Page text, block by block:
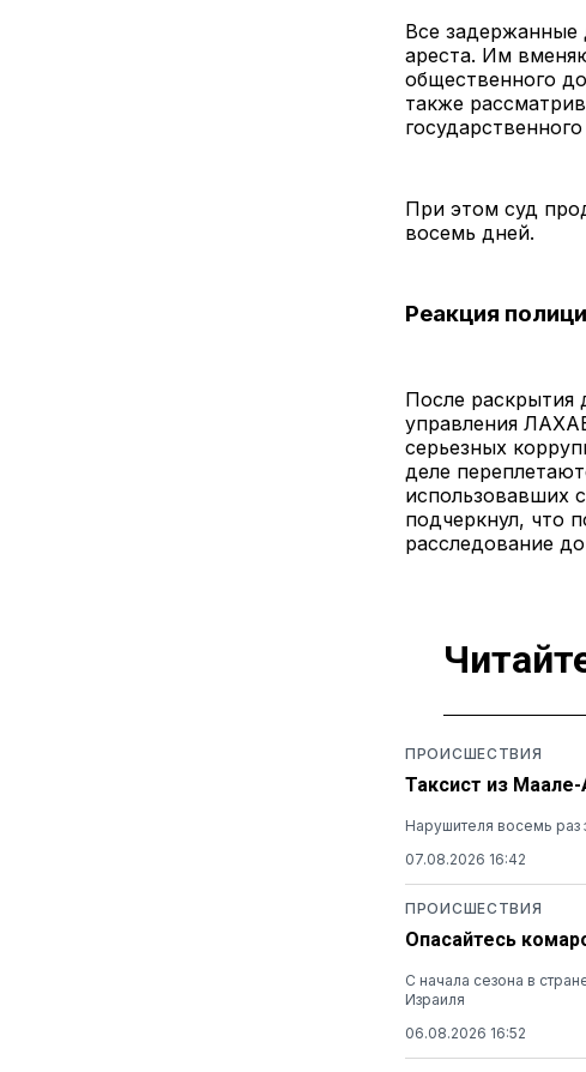
Все
ареста. Им
общественного
также
При этом суд
восемь дней.
Реакция
После раскрытия
управления
серьезных
деле
использовавших
подчеркнул, что
расследование
ПРОИСШЕСТВИЯ
Таксист из
Нарушителя восемь раз
07.08.2026 16:42
ПРОИСШЕСТВИЯ
Опасайтесь
С начала сезона в
Израиля
06.08.2026 16:52